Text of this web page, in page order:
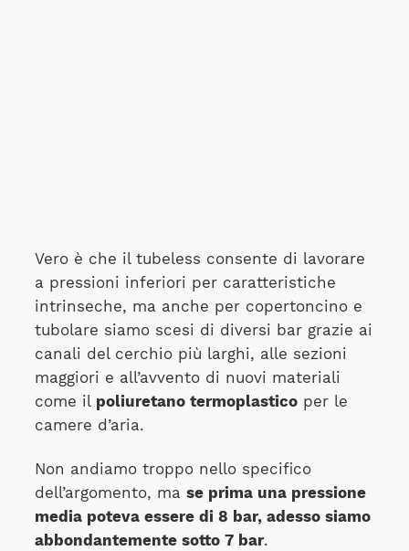
Vero è che il tubeless consente di lavorare
a pressioni inferiori per caratteristiche
intrinseche, ma anche per copertoncino e
tubolare siamo scesi di diversi bar grazie ai
canali del cerchio più larghi, alle sezioni
maggiori e all’avvento di nuovi materiali
come il poliuretano termoplasticoper le
camere d’aria.
Non andiamo troppo nello specifico
dell’argomento, ma se prima una pressione
media poteva essere di 8 bar, adesso siamo
abbondantemente sotto 7 bar.